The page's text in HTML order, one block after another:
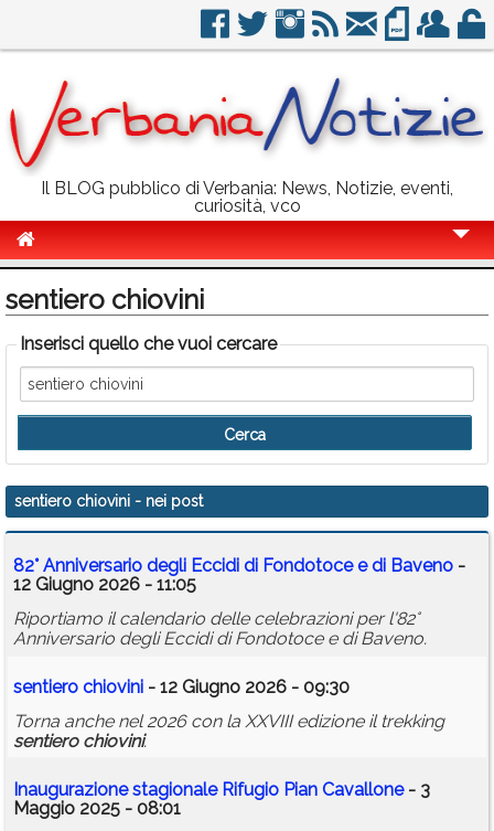
Il BLOG pubblico di Verbania: News, Notizie, eventi,
curiosità, vco
Politica
Sport
Eventi
Info Utili
Rubriche
Calendario
Annunci
sentiero chiovini
Inserisci quello che vuoi cercare
sentiero chiovini - nei post
82° Anniversario degli Eccidi di Fondotoce e di Baveno -
12 Giugno 2026 - 11:05
Riportiamo il calendario delle celebrazioni per l'82°
Anniversario degli Eccidi di Fondotoce e di Baveno.
sentiero chiovini - 12 Giugno 2026 - 09:30
Torna anche nel 2026 con la XXVIII edizione il trekking
sentiero chiovini.
Inaugurazione stagionale Rifugio Pian Cavallone- 3
Maggio 2025 - 08:01